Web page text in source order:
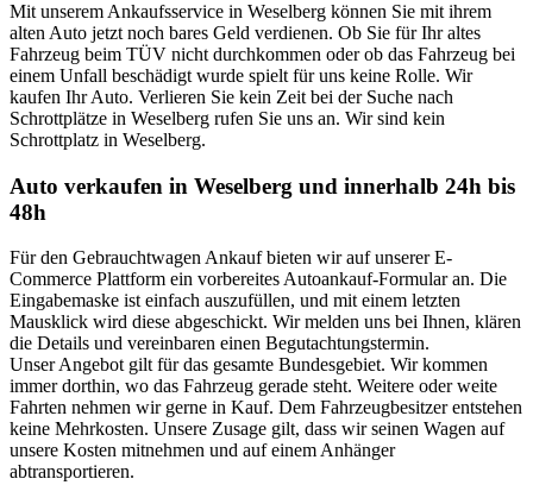
Mit unserem Ankaufsservice in Weselberg können Sie mit ihrem
alten Auto jetzt noch bares Geld verdienen. Ob Sie für Ihr altes
Fahrzeug beim TÜV nicht durchkommen oder ob das Fahrzeug bei
einem Unfall beschädigt wurde spielt für uns keine Rolle. Wir
kaufen Ihr Auto. Verlieren Sie kein Zeit bei der Suche nach
Schrottplätze in Weselberg rufen Sie uns an. Wir sind kein
Schrottplatz in Weselberg.
Auto verkaufen in Weselberg und innerhalb 24h bis
48h
Für den Gebrauchtwagen Ankauf bieten wir auf unserer E-
Commerce Plattform ein vorbereites Autoankauf-Formular an. Die
Eingabemaske ist einfach auszufüllen, und mit einem letzten
Mausklick wird diese abgeschickt. Wir melden uns bei Ihnen, klären
die Details und vereinbaren einen Begutachtungstermin.
Unser Angebot gilt für das gesamte Bundesgebiet. Wir kommen
immer dorthin, wo das Fahrzeug gerade steht. Weitere oder weite
Fahrten nehmen wir gerne in Kauf. Dem Fahrzeugbesitzer entstehen
keine Mehrkosten. Unsere Zusage gilt, dass wir seinen Wagen auf
unsere Kosten mitnehmen und auf einem Anhänger
abtransportieren.